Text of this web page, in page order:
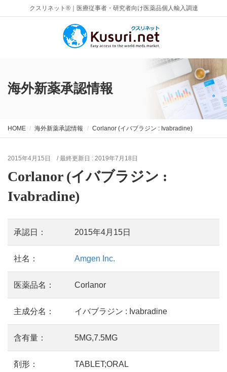
クスリネット®｜医療従事者・研究者向け医薬品個人輸入調達
海外新薬承認情報
HOME 海外新薬承認情報 Corlanor (イバブラジン : Ivabradine)
2015年4月15日 / 最終更新日 : 2019年7月18日
Corlanor (イバブラジン :
Ivabradine)
承認日： 2015年4月15日
社名： Amgen Inc.
医薬品名： Corlanor
主成分名： イバブラジン : Ivabradine
含有量： 5MG,7.5MG
剤形： TABLET;ORAL